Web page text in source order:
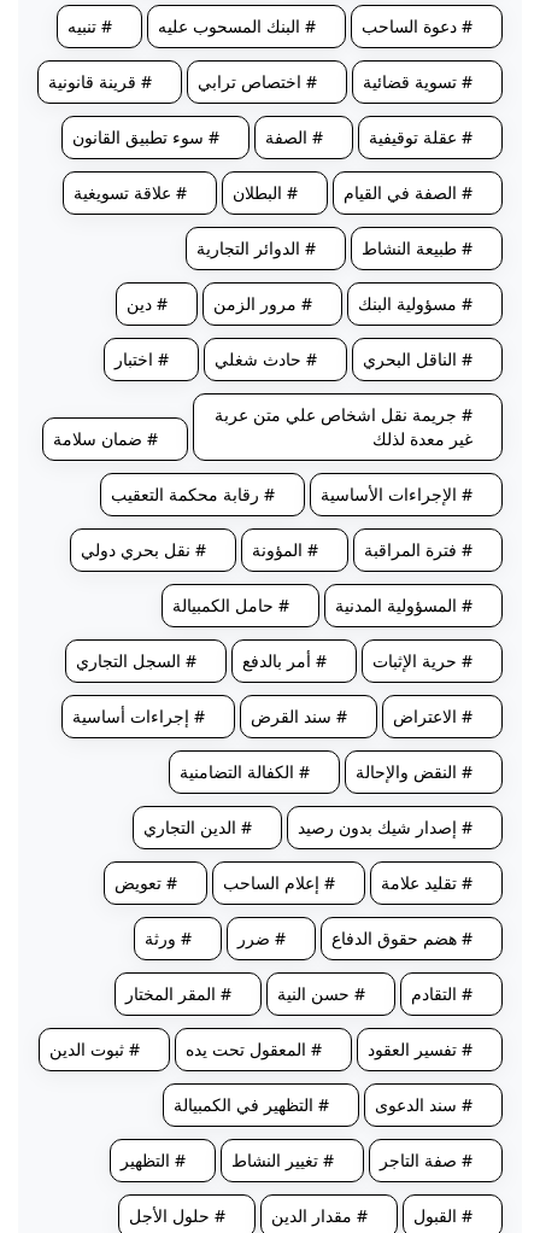
# دعوة الساحب # البنك المسحوب عليه # تنبيه
# تسوية قضائية # اختصاص ترابي # قرينة قانونية
# عقلة توقيفية # الصفة # سوء تطبيق القانون
# الصفة في القيام # البطلان # علاقة تسويغية
# طبيعة النشاط # الدوائر التجارية
# مسؤولية البنك # مرور الزمن # دين
# الناقل البحري # حادث شغلي # اختبار
# جريمة نقل اشخاص علي متن عربة
غير معدة لذلك
# ضمان سلامة
# الإجراءات الأساسية # رقابة محكمة التعقيب
# فترة المراقبة # المؤونة # نقل بحري دولي
# المسؤولية المدنية # حامل الكمبيالة
# حرية الإثبات # أمر بالدفع # السجل التجاري
# الاعتراض # سند القرض # إجراءات أساسية
# النقض والإحالة # الكفالة التضامنية
# إصدار شيك بدون رصيد # الدين التجاري
# تقليد علامة # إعلام الساحب # تعويض
# هضم حقوق الدفاع # ضرر # ورثة
# التقادم # حسن النية # المقر المختار
# تفسير العقود # المعقول تحت يده # ثبوت الدين
# سند الدعوى # التظهير في الكمبيالة
# صفة التاجر # تغيير النشاط # التظهير
# القبول # مقدار الدين # حلول الأجل